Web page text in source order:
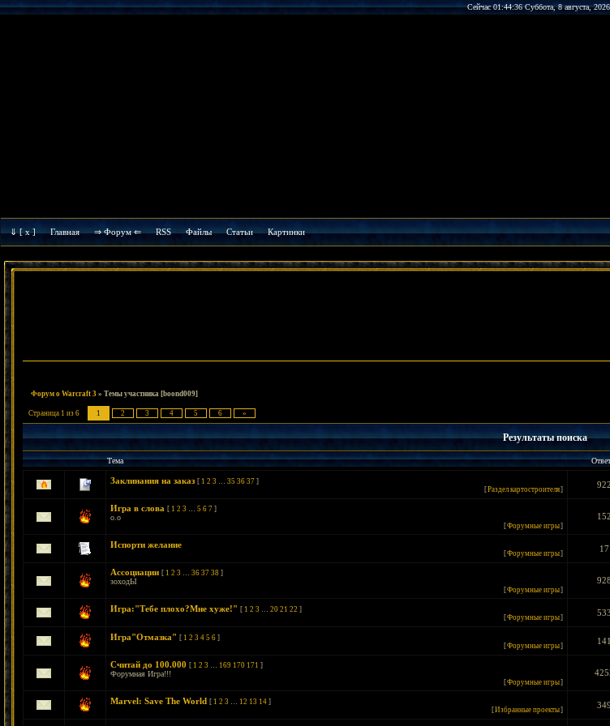
Сейчас 01:44:36 Суббота, 8 августа,
⇓ [ x ] Главная ⇒ Форум ⇐ RSS Файлы Cтатьи Картинки
Форум о Warcraft 3 » Темы участника [boond009]
Страница 1 из 6 1 2 3 4 5 6 »
Результаты поиска
Тема
Заклинания на заказ [ 1 2 3 … 35 36 37 ]
[Раздел картостроителя] 922
Игра в слова [ 1 2 3 … 5 6 7 ]
о.о
[Форумные игры]
152
Испорти желание
[Форумные игры] 17
Ассоциации [ 1 2 3 … 36 37 38 ]
зоходЫ
[Форумные игры]
928
Игра:"Тебе плохо?Мне хуже!" [ 1 2 3 … 20 21 22 ]
[Форумные игры] 533
Игра"Отмазка" [ 1 2 3 4 5 6 ]
[Форумные игры] 141
Считай до 100.000 [ 1 2 3 … 169 170 171 ]
Форумная Игра!!!
[Форумные игры]
Marvel: Save The World [ 1 2 3 … 12 13 14 ]
[Избранные проекты] 349